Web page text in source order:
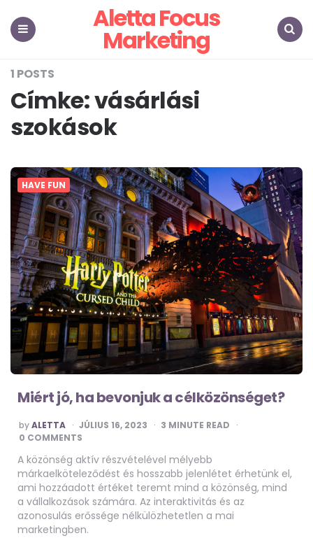
Aletta Focus
Marketing
1 POSTS
Címke:vásárlási
szokások
HAVE FUN
Miért jó, ha bevonjuk a célközönséget?
POSTED
BY
byALETTA JÚLIUS 16, 2023 3 MINUTE READ
0 COMMENTS
A közönség aktív részvételével mélyebb
márkaelköteleződést és hosszabb jelenlétet érhetünk el,
ami hozzáadott értéket teremt mind a közönség, mind
a vállalkozások számára. Az interaktivitás és az
azonosulás erőssége nélkülözhetetlen a mai
marketingben.